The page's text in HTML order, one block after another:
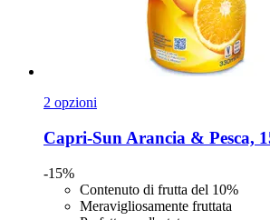
2 opzioni
Capri-Sun Arancia & Pesca,
-15%
Contenuto di frutta del 10%
Meravigliosamente fruttata